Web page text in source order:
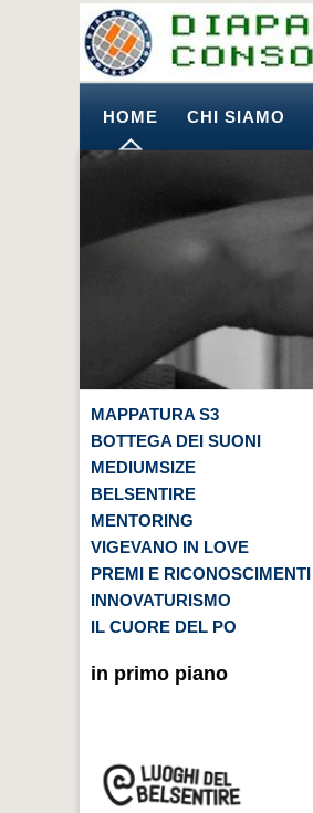
HOME CHI SIAMO
MAPPATURA S3
BOTTEGA DEI SUONI
MEDIUMSIZE
BELSENTIRE
MENTORING
VIGEVANO IN LOVE
PREMI E RICONOSCIMENTI
INNOVATURISMO
IL CUORE DEL PO
in primo piano